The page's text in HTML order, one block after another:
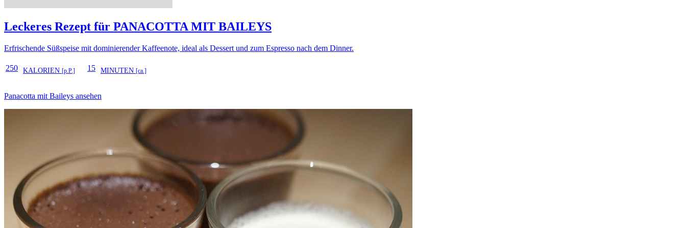
Leckeres Rezept für PANACOTTA MIT BAILEYS
Erfrischende Süßspeise mit dominierender Kaffeenote, ideal als Dessert und zum Espresso nach dem Dinner.
250 KALORIEN [p.P.] 15 MINUTEN [ca.]
Panacotta mit Baileys ansehen